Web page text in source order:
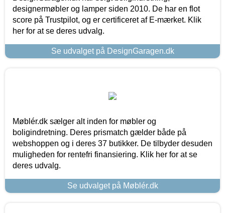
designermøbler og lamper siden 2010. De har en flot
score på Trustpilot, og er certificeret af E-mærket. Klik
her for at se deres udvalg.
Se udvalget på DesignGaragen.dk
Møblér.dk sælger alt inden for møbler og
boligindretning. Deres prismatch gælder både på
webshoppen og i deres 37 butikker. De tilbyder desuden
muligheden for rentefri finansiering. Klik her for at se
deres udvalg.
Se udvalget på Møblér.dk